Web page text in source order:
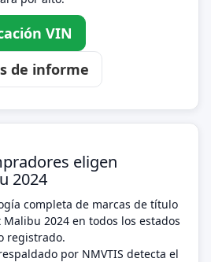
VIN
de informe
eligen
2024
completa de marcas de título
2024 en todos los estados
registrado.
por NMVTIS detecta el